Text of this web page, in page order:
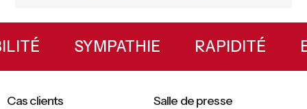
Primary
SidebarSYMPATHIE RAPIDITÉ
Cas clients
Salle de presse